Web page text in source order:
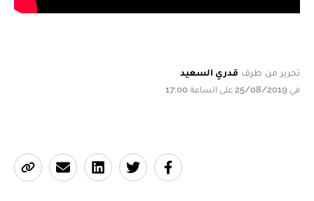
تحرير من طرف قدري السعيد
في 25/08/2019 على الساعة 17:00